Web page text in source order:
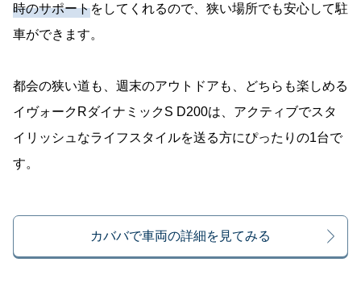
時のサポートをしてくれるので、狭い場所でも安心して駐
車ができます。
都会の狭い道も、週末のアウトドアも、どちらも楽しめる
イヴォークRダイナミックS D200は、アクティブでスタ
イリッシュなライフスタイルを送る方にぴったりの1台で
す。
カババで車両の詳細を見てみる